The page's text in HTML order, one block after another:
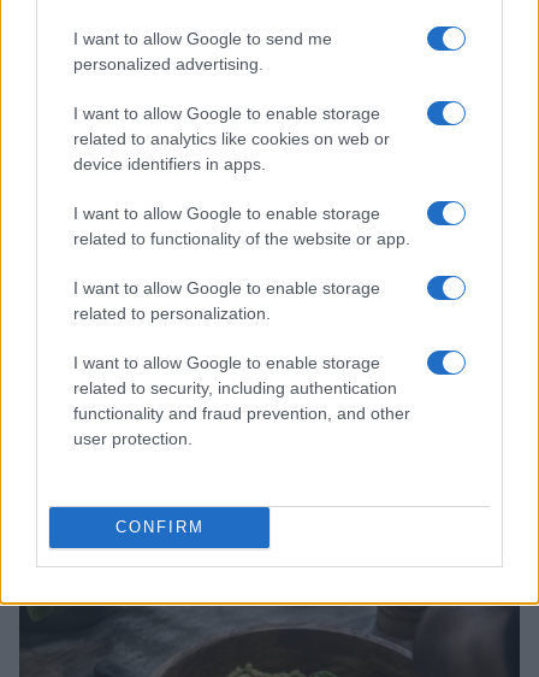
I want to allow Google to send me
personalized advertising.
I want to allow Google to enable storage
related to analytics like cookies on web or
device identifiers in apps.
I want to allow Google to enable storage
related to functionality of the website or app.
I want to allow Google to enable storage
related to personalization.
I want to allow Google to enable storage
related to security, including authentication
functionality and fraud prevention, and other
user protection.
CONFIRM
pizzas
Diego Romero · 7 Ago 2026
PASTAS Y PIZZAS
Cómo crear y mantener un starter para pizzas y
PASTAS Y PIZZAS